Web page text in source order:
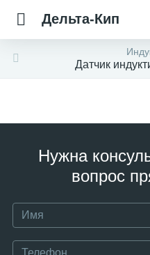
Дельта-Кип
Датчик
Нужна
вопрос